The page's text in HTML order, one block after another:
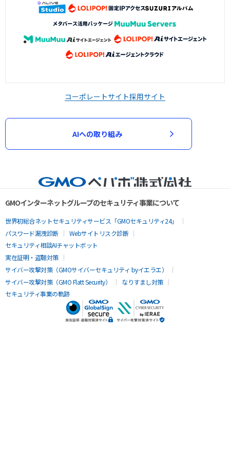
コーポレートサイト採用サイト
AIへの取り組み
GMOインターネットグループのセキュリティ事業について
世界初総合ネットセキュリティサービス「GMOセキュリティ24」
パスワード漏洩診断
Webサイトリスク診断
セキュリティ相談AIチャットボット
実在証明・盗聴対策
サイバー攻撃対策（GMOサイバーセキュリティ byイエラエ）
サイバー攻撃対策（GMO Flatt Security）
なりすまし対策
セキュリティ事業の軌跡